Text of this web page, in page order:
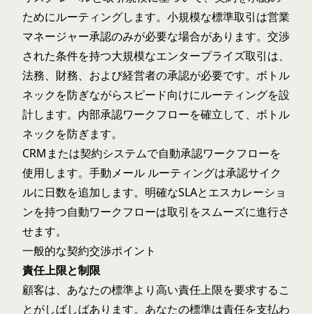
ためにルーティングします。小規模な標準取引は営業
マネージャー承認のみが必要な場合があります。交渉
された条件を持つ大規模なエンタープライズ取引は、
法務、財務、および経営者の承認が必要です。ボトル
ネックを防ぎながらスピード向けにルーティングを設
計します。 内部承認ワークフローを確立して、ボトル
ネックを防ぎます。
CRMまたは契約システムで自動承認ワークフローを
使用します。手動メール ルーティングは承認サイク
ルに日数を追加します。明確なSLAとエスカレーショ
ンを持つ自動ワークフローは取引をスムーズに進行さ
せます。
一般的な契約交渉ポイント
責任上限と制限
顧客は、あなたの標準より高い責任上限を要求するこ
とがしばしばあります。あなたの標準は責任を支払わ